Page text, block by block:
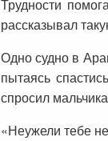
Трудности
рассказывал
Одно судно в
пытаясь
спросил
«Неужели тебе